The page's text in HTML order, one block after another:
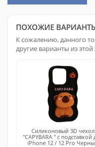
ПОХОЖИЕ
К сожалению, данного
другие варианты из
Силиконовый 3D чехол
"CAPYBARA " с подставкой
iPhone 12 / 12 Pro